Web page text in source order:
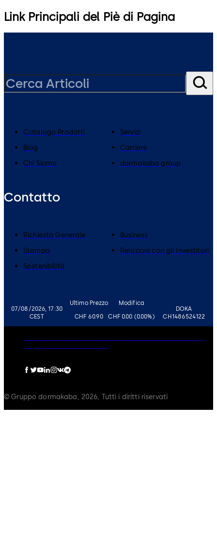
Link Principali del Piè di Pagina
07/08/2026, 17:30
CEST
Ultimo Prezzo
CHF 60.90
Modifica
CHF 0.00 (0.00%)
DOKA
CH1486524122
Catalogo Prodotti
Servizi
Blog
Carriere
Chi Siamo
dormakaba group
Contatto
Richiesta Generale
Business
Stampa
Relazioni con gli Investitori
Sostenibilità
© Gruppo dormakaba, 2026, Tutti i diritti riservati